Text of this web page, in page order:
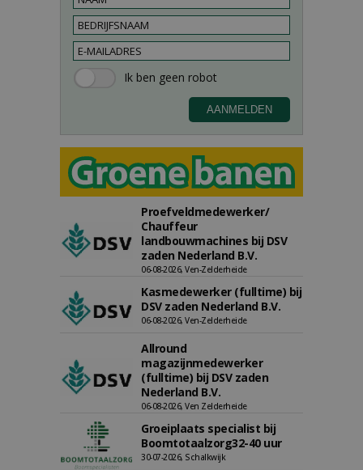
Proefveldmedewerker/
Chauffeur
landbouwmachines bij DSV
zaden Nederland B.V.
06-08-2026, Ven-Zelderheide
Kasmedewerker (fulltime) bij
DSV zaden Nederland B.V.
06-08-2026, Ven-Zelderheide
Allround
magazijnmedewerker
(fulltime) bij DSV zaden
Nederland B.V.
06-08-2026, Ven Zelderheide
Groeiplaats specialist bij
Boomtotaalzorg32-40 uur
30-07-2026, Schalkwijk